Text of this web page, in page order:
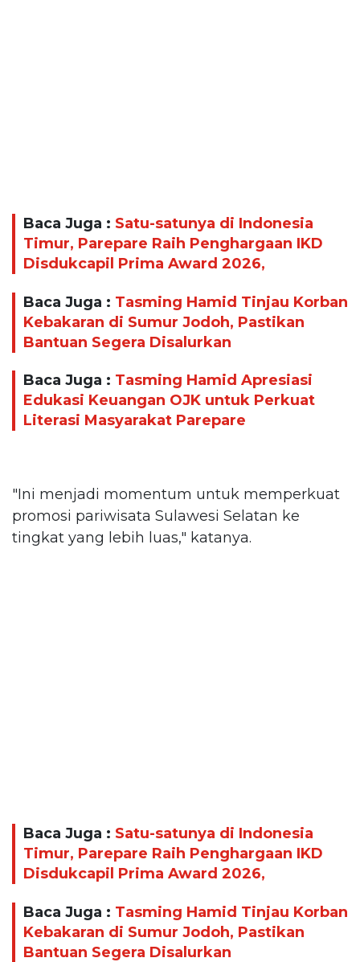
Baca Juga : Satu-satunya di Indonesia
Timur, Parepare Raih Penghargaan IKD
Disdukcapil Prima Award 2026,
Baca Juga : Tasming Hamid Tinjau Korban
Kebakaran di Sumur Jodoh, Pastikan
Bantuan Segera Disalurkan
Baca Juga : Tasming Hamid Apresiasi
Edukasi Keuangan OJK untuk Perkuat
Literasi Masyarakat Parepare
"Ini menjadi momentum untuk memperkuat
promosi pariwisata Sulawesi Selatan ke
tingkat yang lebih luas," katanya.
Baca Juga : Satu-satunya di Indonesia
Timur, Parepare Raih Penghargaan IKD
Disdukcapil Prima Award 2026,
Baca Juga : Tasming Hamid Tinjau Korban
Kebakaran di Sumur Jodoh, Pastikan
Bantuan Segera Disalurkan